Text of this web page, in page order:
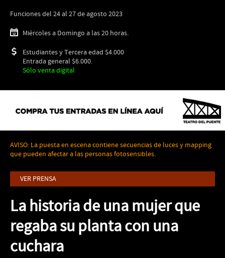
Funciones del 24 al 27 de agosto 2023
Miércoles a Domingo a las 20 horas.
Estudiantes y Tercera edad $4.000
Entrada general $6.000.
Sólo venta digital
AVISO: La puesta en escena contiene secuencias de luces y mapping
que pueden afectar a las personas fotosensibles.
VER PRENSA
La historia de una mujer que
regaba su planta con una
cuchara